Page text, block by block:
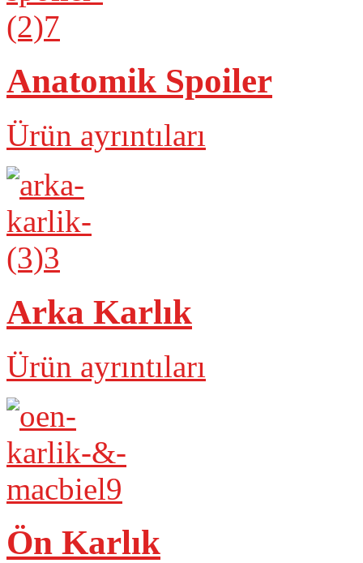
Anatomik Spoiler
Ürün ayrıntıları
Arka Karlık
Ürün ayrıntıları
Ön Karlık